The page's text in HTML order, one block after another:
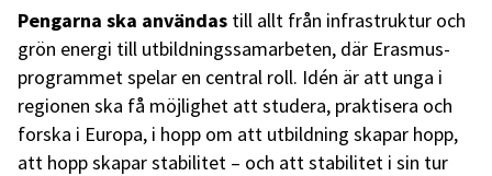
Pengarna ska användas till allt från infrastruktur och
grön energi till utbildningssamarbeten, där Erasmus-
programmet spelar en central roll. Idén är att unga i
regionen ska få möjlighet att studera, praktisera och
forska i Europa, i hopp om att utbildning skapar hopp,
att hopp skapar stabilitet – och att stabilitet i sin tur